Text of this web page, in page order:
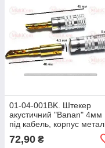
01-04-001BK. Штекер
акустичний "Banan" 4мм
під кабель, корпус метал,
смуга
72,90 ₴